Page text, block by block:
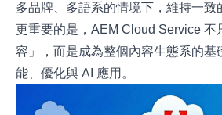
多品牌、多語系的情境下，維持一致
更重要的是，AEM Cloud Service 不
容」，而是成為整個內容生態系的基
能、優化與 AI 應用。